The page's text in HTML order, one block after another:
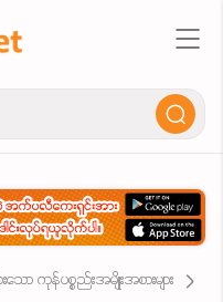
သော ကုန်ပစ္စည်းအမျိုးအစားများ